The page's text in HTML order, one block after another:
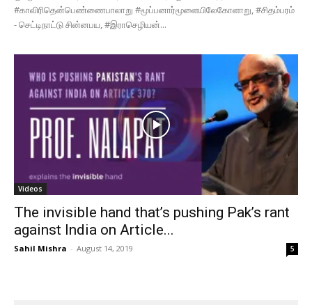
#காவிரிதென்பெண்ணைபாலாறு #மூப்பனார்மூளையிலேகோளாறு, #சிதம்பரம்
- செட்டிநாட்டு சின்னபய, #இராசெழியன்...
Videos
The invisible hand that’s pushing Pak’s rant
against India on Article...
Sahil Mishra - August 14, 2019 5